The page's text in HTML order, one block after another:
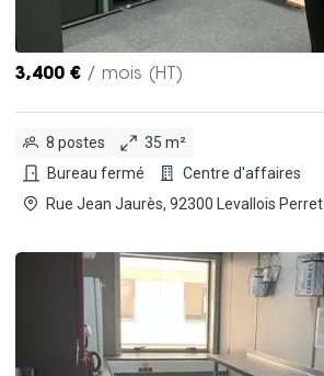
3,400 € / mois (HT)
8 postes
35 m²
Bureau fermé
Centre d'affaires
Rue Jean Jaurès, 92300 Levallois Perret